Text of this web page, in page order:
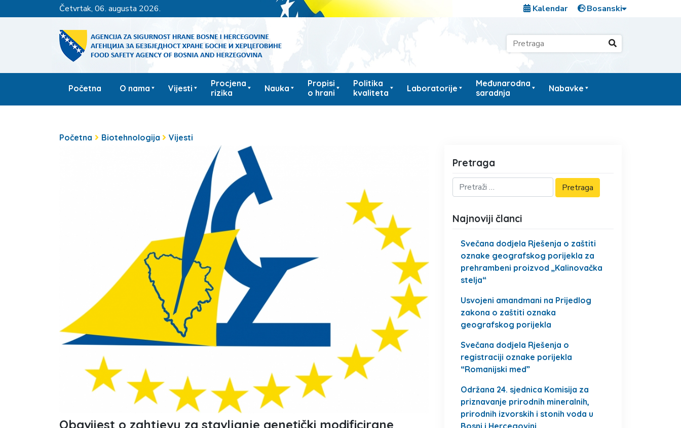
četvrtak, 06. augusta 2026. Kalendar
Početna O nama Vijesti
Procjena
rizika
Nauka
Propisi
o hrani
Politika
kvaliteta
Laboratorije
Međunarodna
saradnja
Nabavke
Početna Biotehnologija Vijesti
Obavijest o zahtjevu za stavljanje genetički modificirane
Pretraga
Najnoviji članci
Svečana dodjela Rješenja o zaštiti
oznake geografskog porijekla za
prehrambeni proizvod „Kalinovačka
stelja“
Usvojeni amandmani na Prijedlog
zakona o zaštiti oznaka
geografskog porijekla
Svečana dodjela Rješenja o
registraciji oznake porijekla
“Romanijski med”
Održana 24. sjednica Komisija za
priznavanje prirodnih mineralnih,
prirodnih izvorskih i stonih voda u
Bosni i Hercegovini